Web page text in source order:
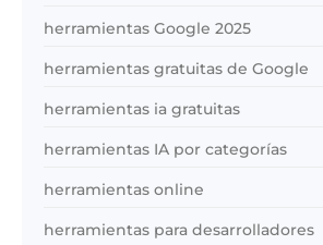
herramientas Google 2025
herramientas gratuitas de Google
herramientas ia gratuitas
herramientas IA por categorías
herramientas online
herramientas para desarrolladores